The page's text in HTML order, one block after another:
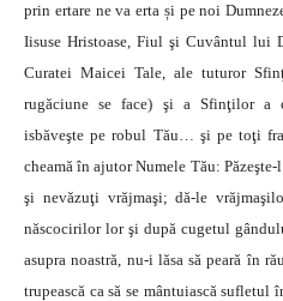
prin ertare ne va erta și pe noi
Iisuse Hristoase, Fiul şi Cuvântul lui
Curatei Maicei Tale, ale tuturor
rugăciune se face) şi a Sfinţilor a
isbăveşte pe robul Tău… şi pe toţi
cheamă în ajutor Numele Tău:
şi nevăzuţi vrăjmaşi; dă-le
născocirilor lor şi după cugetul
asupra noastră, nu-i lăsa să peară în
trupească ca să se mântuiască